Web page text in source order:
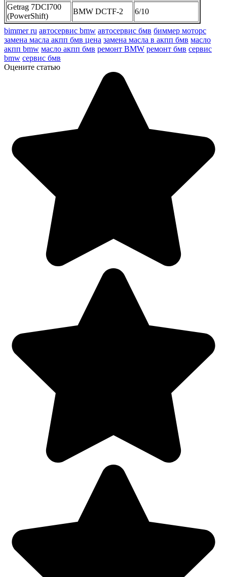
Getrag 7DCI700
(PowerShift)
BMW DCTF-2 6/10
bimmer ru автосервис bmw автосервис бмв биммер моторс
замена масла акпп бмв цена замена масла в акпп бмв масло
акпп bmw масло акпп бмв ремонт BMW ремонт бмв сервис
bmw сервис бмв
Оцените статью